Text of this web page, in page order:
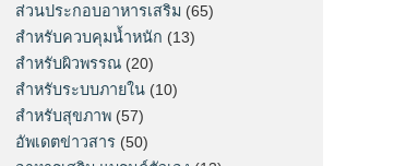
ส่วนประกอบอาหารเสริม (65)
สำหรับควบคุมน้ำหนัก (13)
สำหรับผิวพรรณ (20)
สำหรับระบบภายใน (10)
สำหรับสุขภาพ (57)
อัพเดตข่าวสาร (50)